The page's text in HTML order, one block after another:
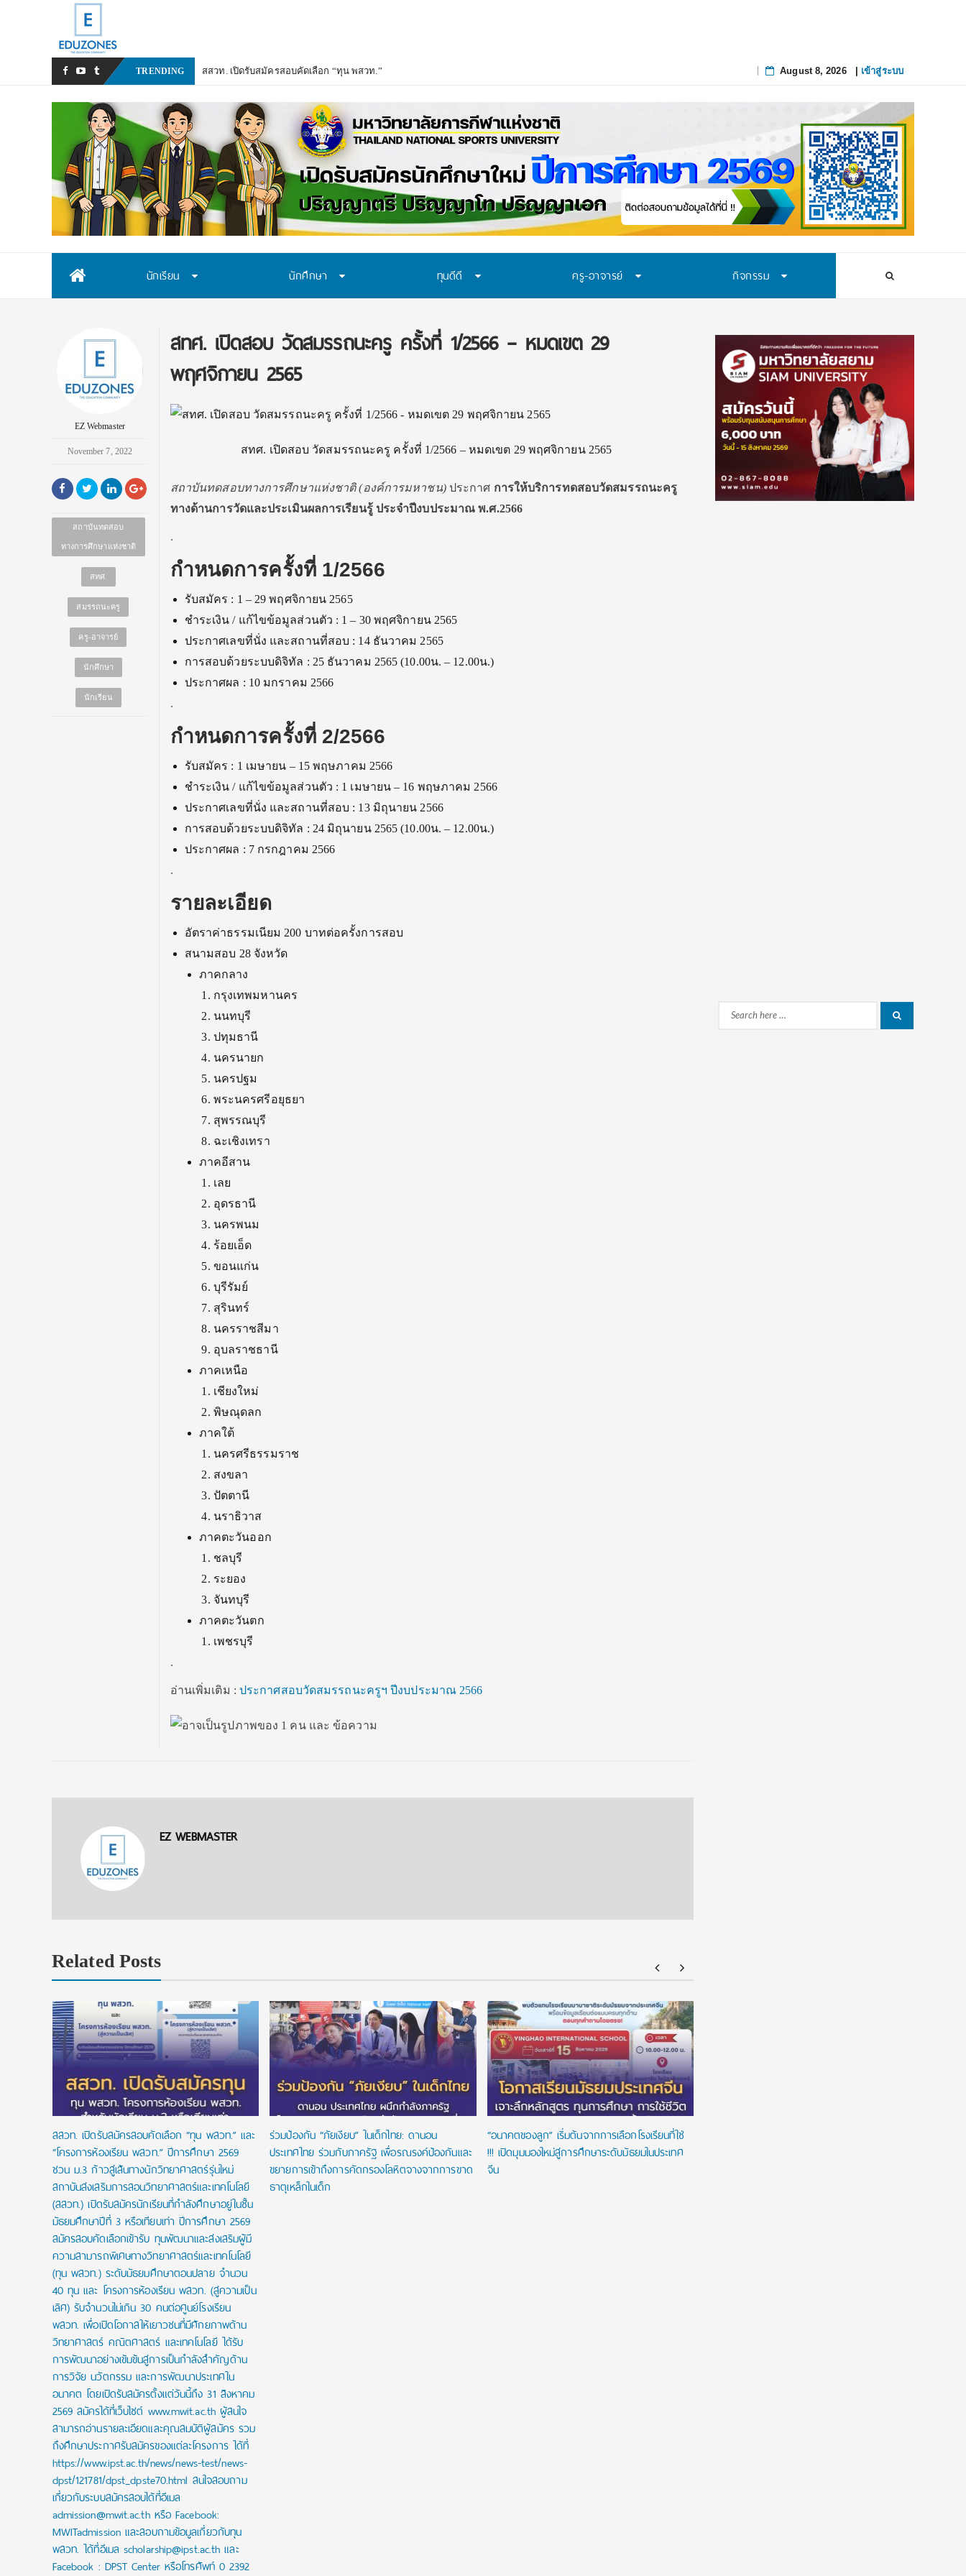
TRENDING สสวท. เปิดรับสมัครสอบคัดเลือก “ทุน พสวท.” และ “โครงการห้องเรียน พสวท.” ปีการศึกษา 2569 ชวน ม.3 ก้าวสู่เส August 8, 2026| เข้าสู่ระบบ
นักเรียน นักศึกษา ทุนดีดี ครู-อาจารย์ กิจกรรม
EZ Webmaster
November 7, 2022
สถาบันทดสอบ
ทางการศึกษาแห่งชาติ
สทศ.
สมรรถนะครู
ครู-อาจารย์
นักศึกษา
นักเรียน
สทศ. เปิดสอบ วัดสมรรถนะครู ครั้งที่ 1/2566 – หมดเขต 29
พฤศจิกายน 2565
สทศ. เปิดสอบ วัดสมรรถนะครู ครั้งที่ 1/2566 – หมดเขต 29 พฤศจิกายน 2565
สถาบันทดสอบทางการศึกษาแห่งชาติ (องค์การมหาชน)ประกาศ การให้บริการทดสอบวัดสมรรถนะครู
ทางด้านการวัดและประเมินผลการเรียนรู้ ประจำปีงบประมาณ พ.ศ.2566
.
กำหนดการครั้งที่ 1/2566
รับสมัคร : 1 – 29 พฤศจิกายน 2565
ชำระเงิน / แก้ไขข้อมูลส่วนตัว : 1 – 30 พฤศจิกายน 2565
ประกาศเลขที่นั่ง และสถานที่สอบ : 14 ธันวาคม 2565
การสอบด้วยระบบดิจิทัล : 25 ธันวาคม 2565 (10.00น. – 12.00น.)
ประกาศผล : 10 มกราคม 2566
.
กำหนดการครั้งที่ 2/2566
รับสมัคร : 1 เมษายน – 15 พฤษภาคม 2566
ชำระเงิน / แก้ไขข้อมูลส่วนตัว : 1 เมษายน – 16 พฤษภาคม 2566
ประกาศเลขที่นั่ง และสถานที่สอบ : 13 มิถุนายน 2566
การสอบด้วยระบบดิจิทัล : 24 มิถุนายน 2565 (10.00น. – 12.00น.)
ประกาศผล : 7 กรกฎาคม 2566
.
รายละเอียด
อัตราค่าธรรมเนียม 200 บาทต่อครั้งการสอบ
สนามสอบ 28 จังหวัด
ภาคกลาง
กรุงเทพมหานคร
นนทบุรี
ปทุมธานี
นครนายก
นครปฐม
พระนครศรีอยุธยา
สุพรรณบุรี
ฉะเชิงเทรา
ภาคอีสาน
เลย
อุดรธานี
นครพนม
ร้อยเอ็ด
ขอนแก่น
บุรีรัมย์
สุรินทร์
นครราชสีมา
อุบลราชธานี
ภาคเหนือ
เชียงใหม่
พิษณุดลก
ภาคใต้
นครศรีธรรมราช
สงขลา
ปัตตานี
นราธิวาส
ภาคตะวันออก
ชลบุรี
ระยอง
จันทบุรี
ภาคตะวันตก
เพชรบุรี
.
อ่านเพิ่มเติม : ประกาศสอบวัดสมรรถนะครูฯ ปีงบประมาณ 2566
EZ WEBMASTER
Related Posts
สสวท. เปิดรับสมัครสอบคัดเลือก “ทุน พสวท.” และ
“โครงการห้องเรียน พสวท.” ปีการศึกษา 2569
ชวน ม.3 ก้าวสู่เส้นทางนักวิทยาศาสตร์รุ่นใหม่
สถาบันส่งเสริมการสอนวิทยาศาสตร์และเทคโนโลยี
(สสวท.) เปิดรับสมัครนักเรียนที่กำลังศึกษาอยู่ในชั้น
มัธยมศึกษาปีที่ 3 หรือเทียบเท่า ปีการศึกษา 2569
สมัครสอบคัดเลือกเข้ารับ ทุนพัฒนาและส่งเสริมผู้มี
ความสามารถพิเศษทางวิทยาศาสตร์และเทคโนโลยี
(ทุน พสวท.) ระดับมัธยมศึกษาตอนปลาย จำนวน
40 ทุน และ โครงการห้องเรียน พสวท. (สู่ความเป็น
เลิศ) รับจำนวนไม่เกิน 30 คนต่อศูนย์โรงเรียน
พสวท. เพื่อเปิดโอกาสให้เยาวชนที่มีศักยภาพด้าน
วิทยาศาสตร์ คณิตศาสตร์ และเทคโนโลยี ได้รับ
การพัฒนาอย่างเข้มข้นสู่การเป็นกำลังสำคัญด้าน
การวิจัย นวัตกรรม และการพัฒนาประเทศใน
อนาคต โดยเปิดรับสมัครตั้งแต่วันนี้ถึง 31 สิงหาคม
2569 สมัครได้ที่เว็บไซต์ www.mwit.ac.th ผู้สนใจ
สามารถอ่านรายละเอียดและคุณสมบัติผู้สมัคร รวม
ถึงศึกษาประกาศรับสมัครของแต่ละโครงการ ได้ที่
https://www.ipst.ac.th/news/news-test/news-
dpst/121781/dpst_dpste70.html สนใจสอบถาม
เกี่ยวกับระบบสมัครสอบได้ที่อีเมล
admission@mwit.ac.th หรือ Facebook:
MWITadmission และสอบถามข้อมูลเกี่ยวกับทุน
พสวท. ได้ที่อีเมล scholarship@ipst.ac.th และ
Facebook : DPST Center หรือโทรศัพท์ 0 2392
ร่วมป้องกัน “ภัยเงียบ” ในเด็กไทย: ดานอน
ประเทศไทย ร่วมกับภาครัฐ เพื่อรณรงค์ป้องกันและ
ขยายการเข้าถึงการคัดกรองโลหิตจางจากการขาด
ธาตุเหล็กในเด็ก
“อนาคตของลูก” เริ่มต้นจากการเลือกโรงเรียนที่ใช่
!!! เปิดมุมมองใหม่สู่การศึกษาระดับมัธยมในประเทศ
จีน
Search